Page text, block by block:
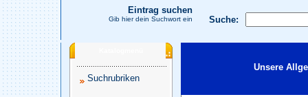
Suche:
Eintrag suchen
Gib hier dein Suchwort ein
Suchrubriken
Unsere